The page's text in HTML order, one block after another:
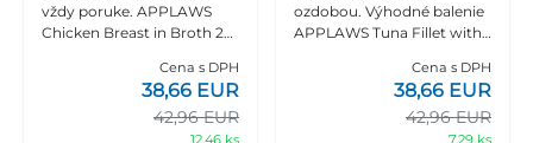
vždy poruke. APPLAWS
Chicken Breast in Broth 24
zásobu samostatných
konzervičiek so 75 %
Cena s DPH
42,96 EUR
38,66 EUR
12,46 ks
ozdobou. Výhodné balenie
APPLAWS Tuna Fillet with
spája 55 % tuniakového
filetu s výrazným 20 %
Cena s DPH
42,96 EUR
38,66 EUR
7,29 ks